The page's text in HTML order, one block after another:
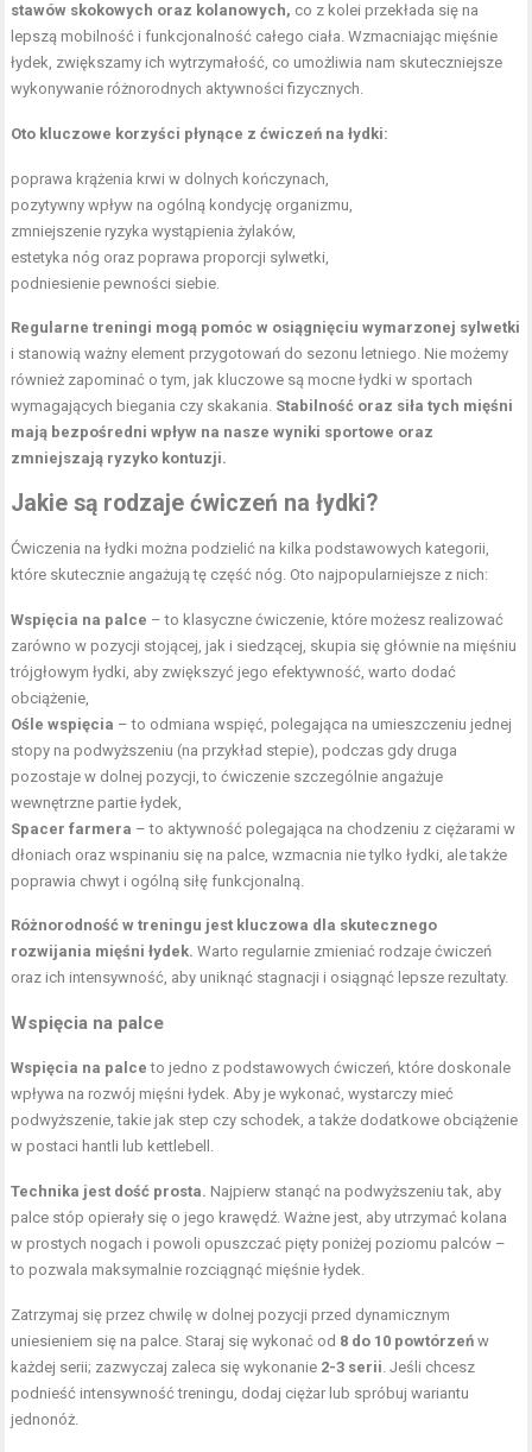
stawów skokowych oraz kolanowych, co z kolei przekłada się na
lepszą mobilność i funkcjonalność całego ciała. Wzmacniając mięśnie
łydek, zwiększamy ich wytrzymałość, co umożliwia nam skuteczniejsze
wykonywanie różnorodnych aktywności fizycznych.
Oto kluczowe korzyści płynące z ćwiczeń na łydki:
poprawa krążenia krwi w dolnych kończynach,
pozytywny wpływ na ogólną kondycję organizmu,
zmniejszenie ryzyka wystąpienia żylaków,
estetyka nóg oraz poprawa proporcji sylwetki,
podniesienie pewności siebie.
Regularne treningi mogą pomóc w osiągnięciu wymarzonej sylwetki
i stanowią ważny element przygotowań do sezonu letniego. Nie możemy
również zapominać o tym, jak kluczowe są mocne łydki w sportach
wymagających biegania czy skakania. Stabilność oraz siła tych mięśni
mają bezpośredni wpływ na nasze wyniki sportowe oraz
zmniejszają ryzyko kontuzji.
Jakie są rodzaje ćwiczeń na łydki?
Ćwiczenia na łydki można podzielić na kilka podstawowych kategorii,
które skutecznie angażują tę część nóg. Oto najpopularniejsze z nich:
Wspięcia na palce – to klasyczne ćwiczenie, które możesz realizować
zarówno w pozycji stojącej, jak i siedzącej, skupia się głównie na mięśniu
trójgłowym łydki, aby zwiększyć jego efektywność, warto dodać
obciążenie,
Ośle wspięcia – to odmiana wspięć, polegająca na umieszczeniu jednej
stopy na podwyższeniu (na przykład stepie), podczas gdy druga
pozostaje w dolnej pozycji, to ćwiczenie szczególnie angażuje
wewnętrzne partie łydek,
Spacer farmera – to aktywność polegająca na chodzeniu z ciężarami w
dłoniach oraz wspinaniu się na palce, wzmacnia nie tylko łydki, ale także
poprawia chwyt i ogólną siłę funkcjonalną.
Różnorodność w treningu jest kluczowa dla skutecznego
rozwijania mięśni łydek. Warto regularnie zmieniać rodzaje ćwiczeń
oraz ich intensywność, aby uniknąć stagnacji i osiągnąć lepsze rezultaty.
Wspięcia na palce
Wspięcia na palce to jedno z podstawowych ćwiczeń, które doskonale
wpływa na rozwój mięśni łydek. Aby je wykonać, wystarczy mieć
podwyższenie, takie jak step czy schodek, a także dodatkowe obciążenie
w postaci hantli lub kettlebell.
Technika jest dość prosta. Najpierw stanąć na podwyższeniu tak, aby
palce stóp opierały się o jego krawędź. Ważne jest, aby utrzymać kolana
w prostych nogach i powoli opuszczać pięty poniżej poziomu palców –
to pozwala maksymalnie rozciągnąć mięśnie łydek.
Zatrzymaj się przez chwilę w dolnej pozycji przed dynamicznym
uniesieniem się na palce. Staraj się wykonać od 8 do 10 powtórzeń w
każdej serii; zazwyczaj zaleca się wykonanie 2-3 serii. Jeśli chcesz
podnieść intensywność treningu, dodaj ciężar lub spróbuj wariantu
jednonóż.